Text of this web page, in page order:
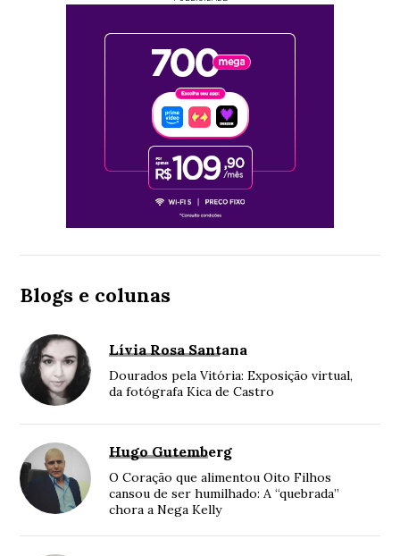
Blogs e colunas
Lívia Rosa Santana
Dourados pela Vitória: Exposição virtual,
da fotógrafa Kica de Castro
Hugo Gutemberg
O Coração que alimentou Oito Filhos
cansou de ser humilhado: A “quebrada”
chora a Nega Kelly